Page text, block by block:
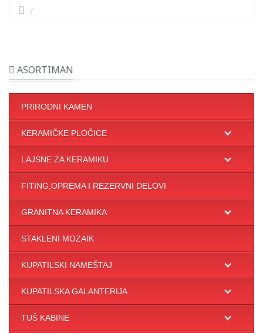
/
ASORTIMAN
PRIRODNI KAMEN
KERAMIČKE PLOČICE
LAJSNE ZA KERAMIKU
FITING,OPREMA I REZERVNI DELOVI
GRANITNA KERAMIKA
STAKLENI MOZAIK
KUPATILSKI NAMEŠTAJ
KUPATILSKA GALANTERIJA
TUŠ KABINE